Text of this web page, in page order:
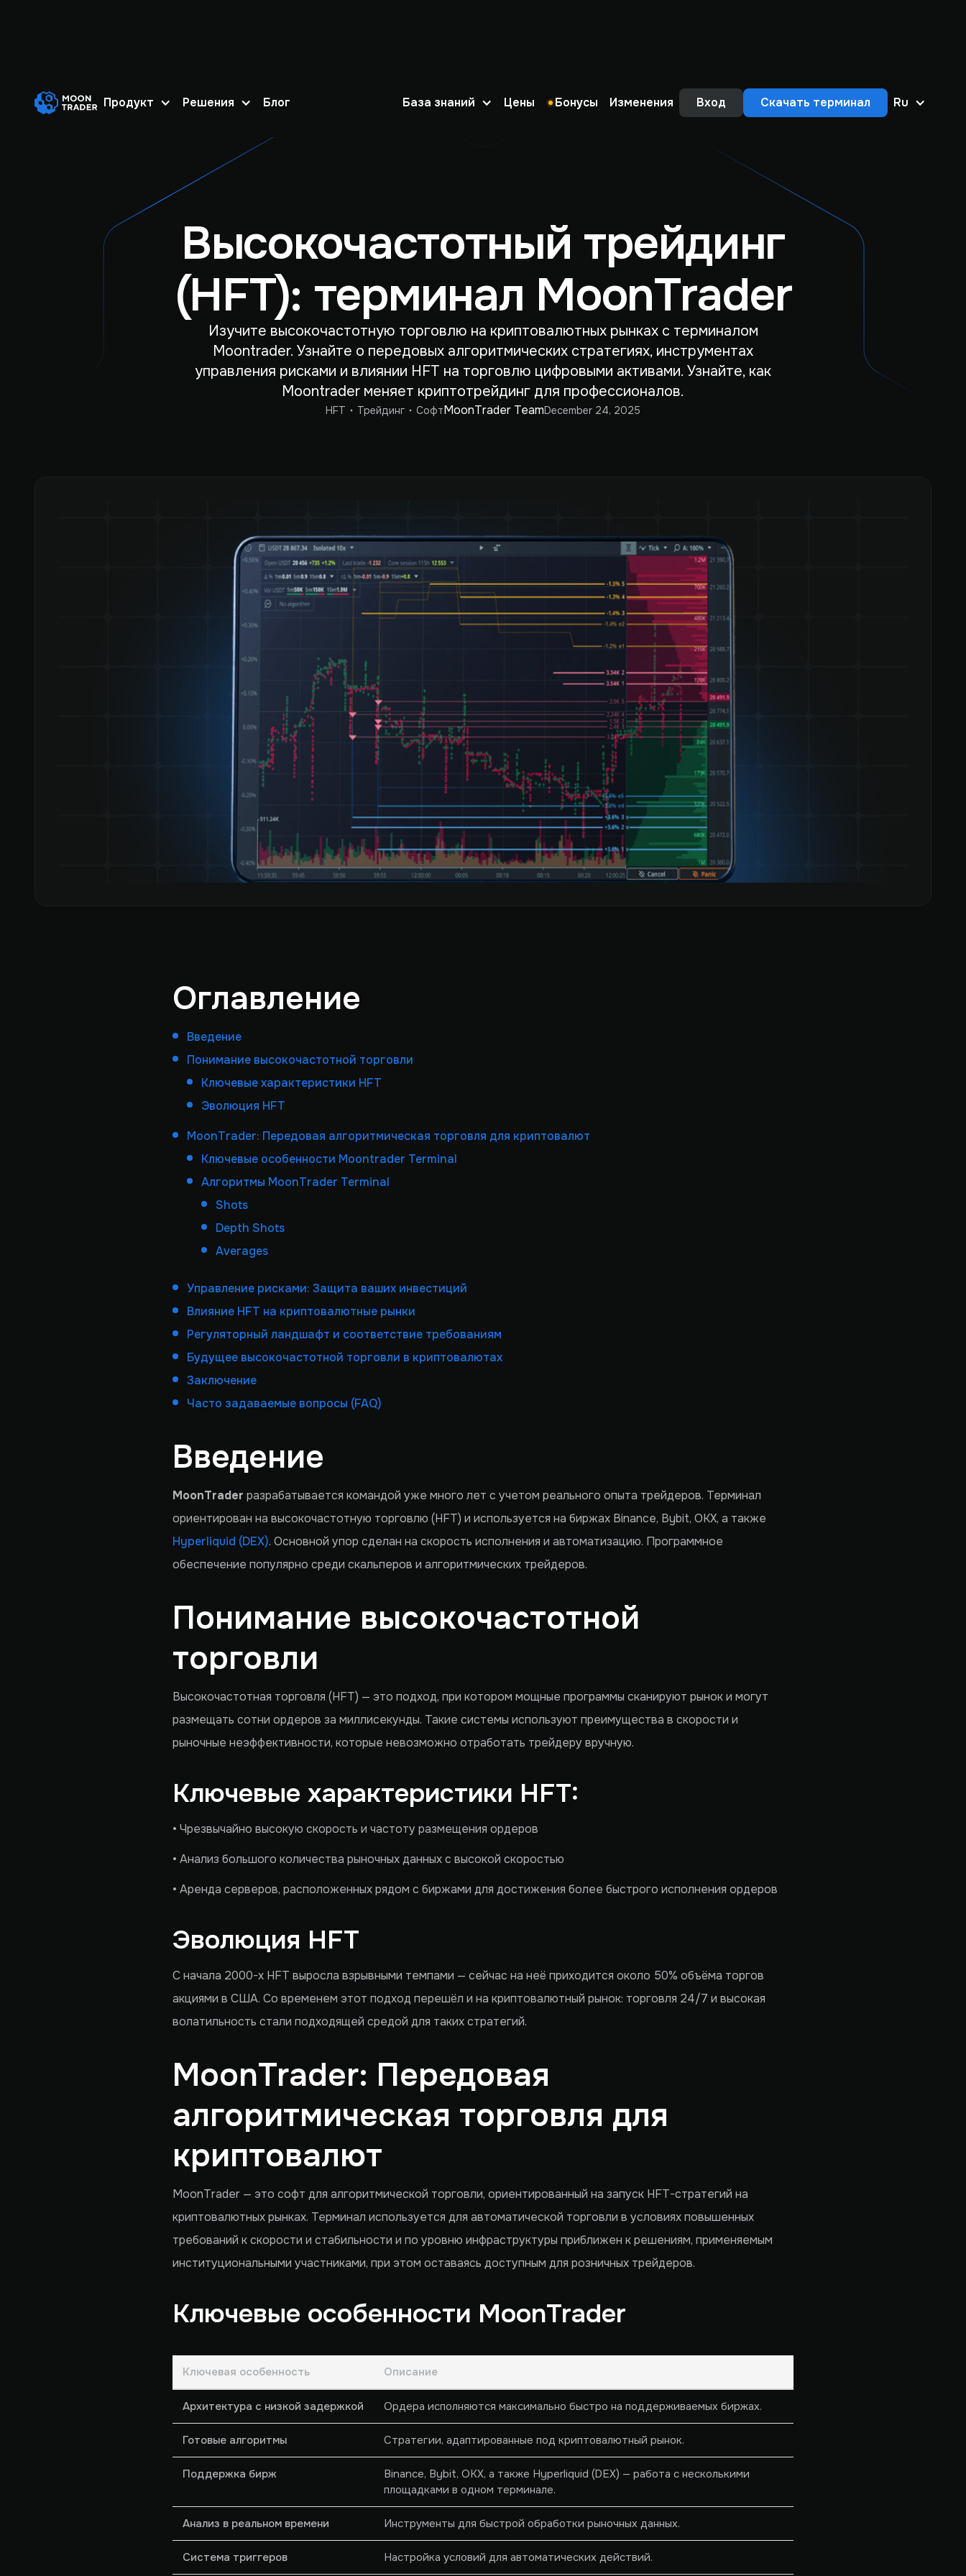
Продукт Решения Блог База знаний Цены Бонусы Изменения Вход Скачать терминал Ru
Высокочастотный трейдинг
(HFT): терминал MoonTrader
Изучите высокочастотную торговлю на криптовалютных рынках с терминалом
Moontrader. Узнайте о передовых алгоритмических стратегиях, инструментах
управления рисками и влиянии HFT на торговлю цифровыми активами. Узнайте, как
Moontrader меняет криптотрейдинг для профессионалов.
HFT Трейдинг СофтMoonTrader TeamDecember 24, 2025
Оглавление
Введение
Понимание высокочастотной торговли
Ключевые характеристики HFT
Эволюция HFT
MoonTrader: Передовая алгоритмическая торговля для криптовалют
Ключевые особенности Moontrader Terminal
Алгоритмы MoonTrader Terminal
Shots
Depth Shots
Averages
Управление рисками: Защита ваших инвестиций
Влияние HFT на криптовалютные рынки
Регуляторный ландшафт и соответствие требованиям
Будущее высокочастотной торговли в криптовалютах
Заключение
Часто задаваемые вопросы (FAQ)
Введение
MoonTrader разрабатывается командой уже много лет с учетом реального опыта трейдеров. Терминал
ориентирован на высокочастотную торговлю (HFT) и используется на биржах Binance, Bybit, OKX, а также
Hyperliquid (DEX). Основной упор сделан на скорость исполнения и автоматизацию. Программное
обеспечение популярно среди скальперов и алгоритмических трейдеров.
Понимание высокочастотной
торговли
Высокочастотная торговля (HFT) — это подход, при котором мощные программы сканируют рынок и могут
размещать сотни ордеров за миллисекунды. Такие системы используют преимущества в скорости и
рыночные неэффективности, которые невозможно отработать трейдеру вручную.
Ключевые характеристики HFT:
• Чрезвычайно высокую скорость и частоту размещения ордеров
• Анализ большого количества рыночных данных с высокой скоростью
• Аренда серверов, расположенных рядом с биржами для достижения более быстрого исполнения ордеров
Эволюция HFT
С начала 2000-х HFT выросла взрывными темпами — сейчас на неё приходится около 50% объёма торгов
акциями в США. Со временем этот подход перешёл и на криптовалютный рынок: торговля 24/7 и высокая
волатильность стали подходящей средой для таких стратегий.
MoonTrader: Передовая
алгоритмическая торговля для
криптовалют
MoonTrader — это софт для алгоритмической торговли, ориентированный на запуск HFT-стратегий на
криптовалютных рынках. Терминал используется для автоматической торговли в условиях повышенных
требований к скорости и стабильности и по уровню инфраструктуры приближен к решениям, применяемым
институциональными участниками, при этом оставаясь доступным для розничных трейдеров.
Ключевые особенности MoonTrader
Ключевая особенность Описание
Архитектура с низкой задержкой Ордера исполняются максимально быстро на поддерживаемых биржах.
Готовые алгоритмы Стратегии, адаптированные под криптовалютный рынок.
Поддержка бирж
Binance, Bybit, OKX, а также Hyperliquid (DEX) — работа с несколькими
площадками в одном терминале.
Анализ в реальном времени Инструменты для быстрой обработки рыночных данных.
Система триггеров Настройка условий для автоматических действий.